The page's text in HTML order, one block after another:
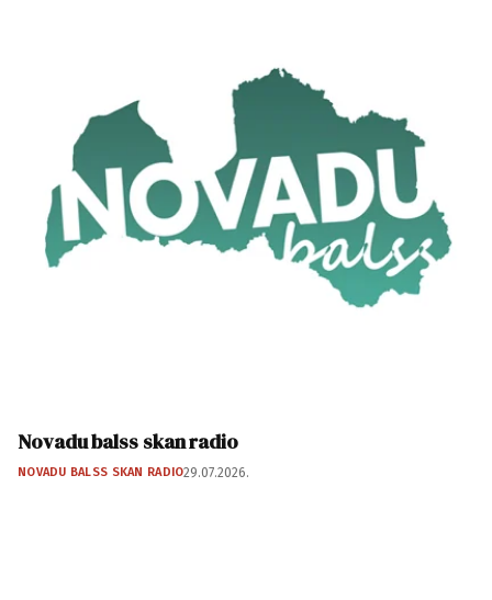
Novadu balss skan radio
NOVADU BALSS SKAN RADIO29.07.2026.